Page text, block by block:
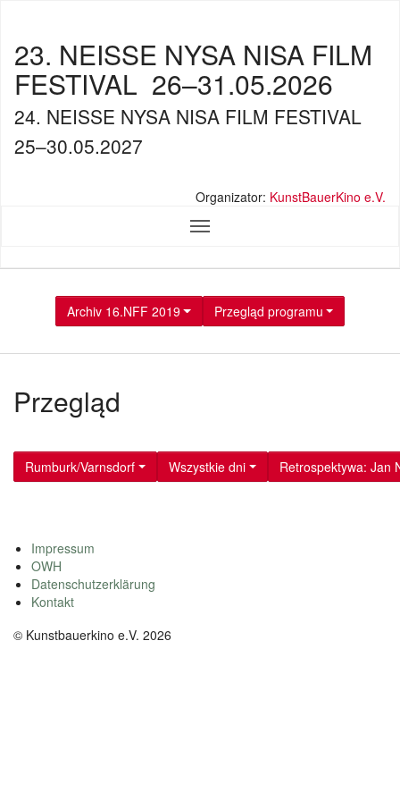
23. NEISSE NYSA NISA FILM
FESTIVAL 26–31.05.2026
24. NEISSE NYSA NISA FILM FESTIVAL
25–30.05.2027
Organizator: KunstBauerKino e.V.
Archiv 16.NFF 2019 Przegląd programu
Przegląd
Rumburk/Varnsdorf Wszystkie dni Retrospektywa: Jan
Impressum
OWH
Datenschutzerklärung
Kontakt
© Kunstbauerkino e.V. 2026